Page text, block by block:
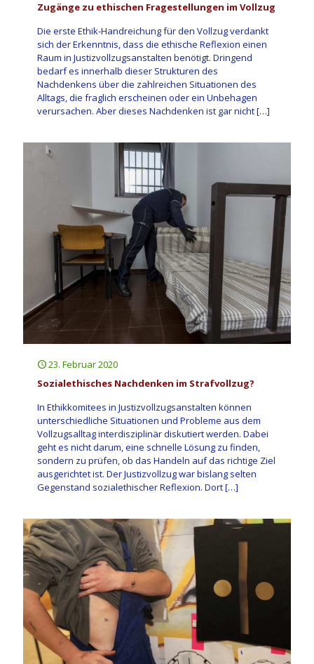
Zugänge zu ethischen Fragestellungen im Vollzug
Die erste Ethik-Handreichung für den Vollzug verdankt
sich der Erkenntnis, dass die ethische Reflexion einen
Raum in Justizvollzugsanstalten benötigt. Dringend
bedarf es innerhalb dieser Strukturen des
Nachdenkens über die zahlreichen Situationen des
Alltags, die fraglich erscheinen oder ein Unbehagen
verursachen. Aber dieses Nachdenken ist gar nicht[…]
23. Februar 2020
Sozialethisches Nachdenken im Strafvollzug?
In Ethikkomitees in Justizvollzugsanstalten können
unterschiedliche Situationen und Probleme aus dem
Vollzugsalltag interdisziplinär diskutiert werden. Dabei
geht es nicht darum, eine schnelle Lösung zu ­finden,
sondern zu prüfen, ob das Handeln auf das richtige Ziel
ausgerichtet ist. Der Justizvollzug war bislang selten
Gegenstand sozialethischer Reflexion. Dort[…]